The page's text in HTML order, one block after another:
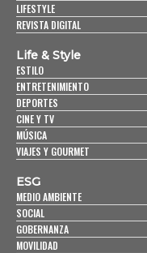
LIFESTYLE
REVISTA DIGITAL
Life & Style
ESTILO
ENTRETENIMIENTO
DEPORTES
CINE Y TV
MÚSICA
VIAJES Y GOURMET
ESG
MEDIO AMBIENTE
SOCIAL
GOBERNANZA
MOVILIDAD